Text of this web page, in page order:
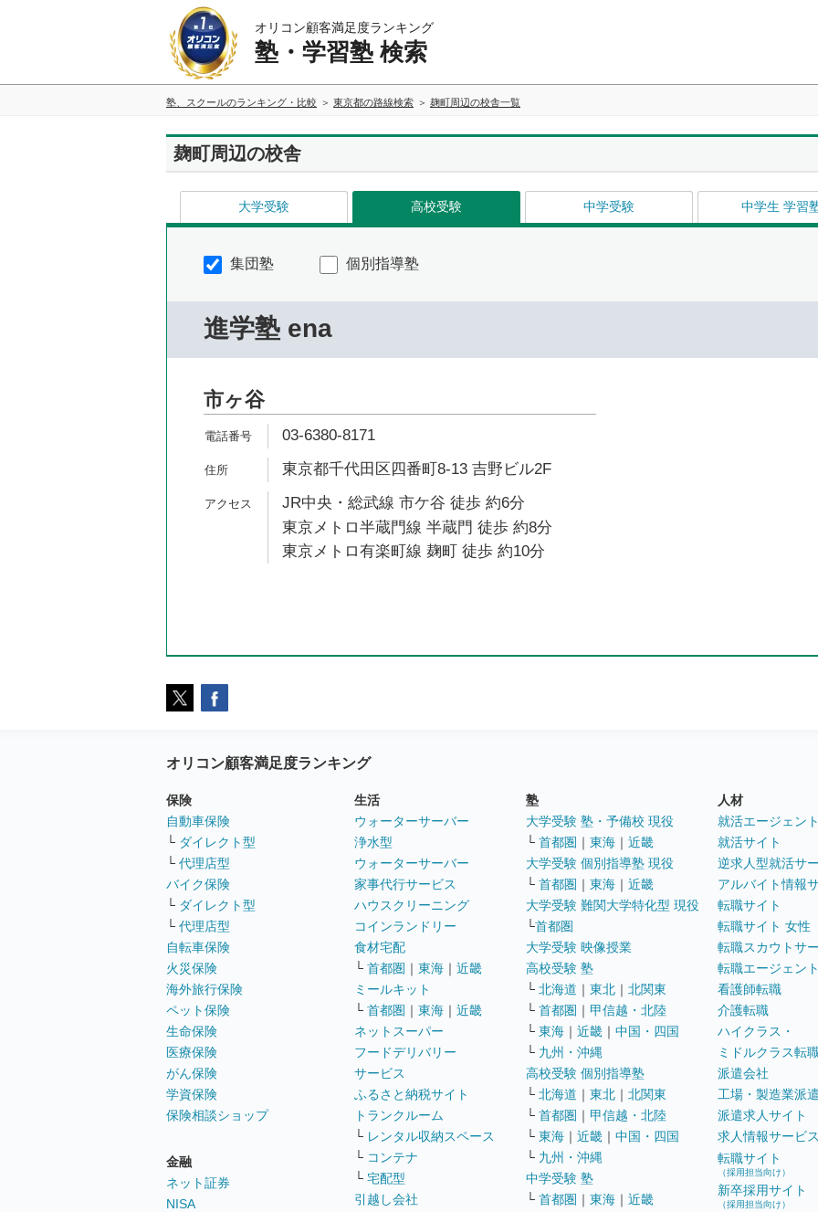
オリコン顧客満足度ランキング
塾・学習塾 検索
塾、スクールのランキング・比較 東京都の路線検索 麹町周辺の校舎一覧
麹町周辺の校舎
大学受験 高校受験 中学受験 中学生 学習
集団塾 個別指導塾
進学塾 ena
市ヶ谷
03-6380-8171
東京都千代田区四番町8-13 吉野ビル2F
JR中央・総武線 市ケ谷 徒歩 約6分
東京メトロ半蔵門線 半蔵門 徒歩 約8分
東京メトロ有楽町線 麹町 徒歩 約10分
オリコン顧客満足度ランキング
保険
自動車保険
└ ダイレクト型
└ 代理店型
バイク保険
└ ダイレクト型
└ 代理店型
自転車保険
火災保険
海外旅行保険
ペット保険
生命保険
医療保険
がん保険
学資保険
保険相談ショップ
金融
ネット証券
NISA
生活
ウォーターサーバー
浄水型
ウォーターサーバー
家事代行サービス
ハウスクリーニング
コインランドリー
食材宅配
└ 首都圏 ｜ 東海 ｜ 近畿
ミールキット
└ 首都圏 ｜ 東海 ｜ 近畿
ネットスーパー
フードデリバリー
サービス
ふるさと納税サイト
トランクルーム
└ レンタル収納スペース
└ コンテナ
└ 宅配型
引越し会社
塾
大学受験 塾・予備校 現役
└ 首都圏 ｜ 東海 ｜ 近畿
大学受験 個別指導塾 現役
└ 首都圏 ｜ 東海 ｜ 近畿
大学受験 難関大学特化型 現役
└首都圏
大学受験 映像授業
高校受験 塾
└ 北海道 ｜ 東北 ｜ 北関東
└ 首都圏 ｜ 甲信越・北陸
└ 東海 ｜ 近畿 ｜ 中国・四国
└ 九州・沖縄
高校受験 個別指導塾
└ 北海道 ｜ 東北 ｜ 北関東
└ 首都圏 ｜ 甲信越・北陸
└ 東海 ｜ 近畿 ｜ 中国・四国
└ 九州・沖縄
中学受験 塾
└ 首都圏 ｜ 東海 ｜ 近畿
人材
就活エージェン
就活サイト
逆求人型就活サ
アルバイト情報
転職サイト
転職サイト 女性
転職スカウトサ
転職エージェン
看護師転職
介護転職
ハイクラス・
ミドルクラス転
派遣会社
工場・製造業派
派遣求人サイト
求人情報サービ
転職サイト
（採用担当向け）
新卒採用サイト
（採用担当向け）